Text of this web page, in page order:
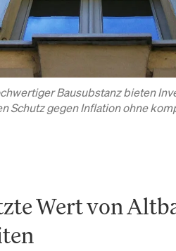
Bausubstanz bieten
Schutz gegen Inflation ohne
Wert von